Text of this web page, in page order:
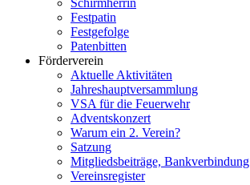
Schirmherrin
Festpatin
Festgefolge
Patenbitten
Förderverein
Aktuelle Aktivitäten
Jahreshauptversammlung
VSA für die Feuerwehr
Adventskonzert
Warum ein 2. Verein?
Satzung
Mitgliedsbeiträge, Bankverbindung
Vereinsregister